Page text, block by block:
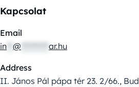
Kapcsolat
Email
in @ ar.hu
Address
II. János Pál pápa tér 23. 2/66.,